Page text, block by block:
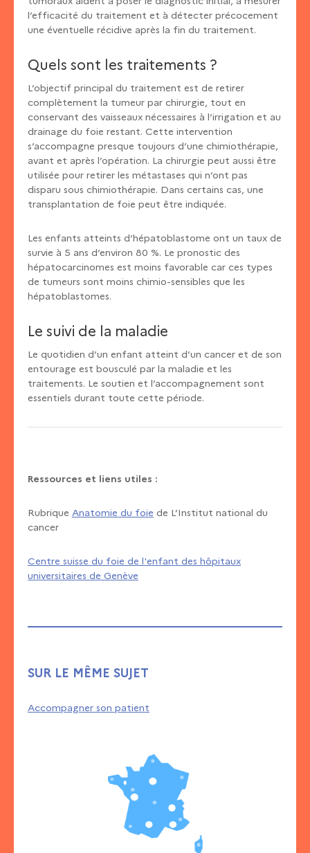
l’efficacité du traitement et à détecter précocement
une éventuelle récidive après la fin du traitement.
Quels sont les traitements ?
L’objectif principal du traitement est de retirer
complètement la tumeur par chirurgie, tout en
conservant des vaisseaux nécessaires à l’irrigation et au
drainage du foie restant. Cette intervention
s’accompagne presque toujours d’une chimiothérapie,
avant et après l’opération. La chirurgie peut aussi être
utilisée pour retirer les métastases qui n’ont pas
disparu sous chimiothérapie. Dans certains cas, une
transplantation de foie peut être indiquée.
Les enfants atteints d’hépatoblastome ont un taux de
survie à 5 ans d’environ 80 %. Le pronostic des
hépatocarcinomes est moins favorable car ces types
de tumeurs sont moins chimio-sensibles que les
hépatoblastomes.
Le suivi de la maladie
Le quotidien d’un enfant atteint d’un cancer et de son
entourage est bousculé par la maladie et les
traitements. Le soutien et l’accompagnement sont
essentiels durant toute cette période.
Ressources et liens utiles :
Rubrique Anatomie du foie de L’Institut national du
cancer
Centre suisse du foie de l'enfant des hôpitaux
universitaires de Genève
SUR LE MÊME SUJET
Accompagner son patient